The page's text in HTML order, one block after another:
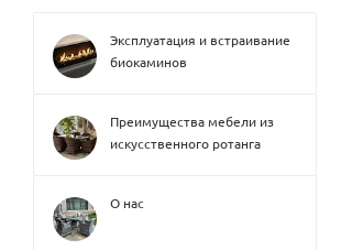
Эксплуатация и встраивание
биокаминов
Преимущества мебели из
искусственного ротанга
О нас